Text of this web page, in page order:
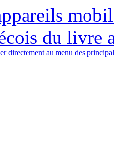
du livre
directement au menu des